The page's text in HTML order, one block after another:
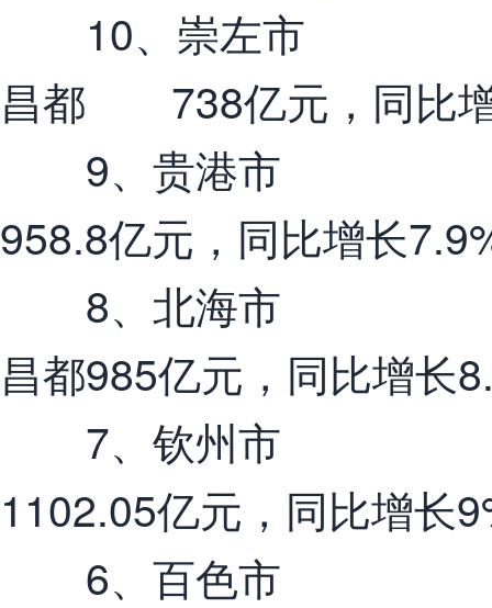
10、崇左市
昌都 738亿元，同比增
9、贵港市
958.8亿元，同比增长
8、北海市
昌都985亿元，同比增长
7、钦州市
1102.05亿元，同比增长
6、百色市